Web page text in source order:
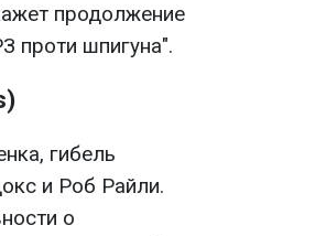
продолжение
проти шпигуна".
гибель
и Роб Райли.
о